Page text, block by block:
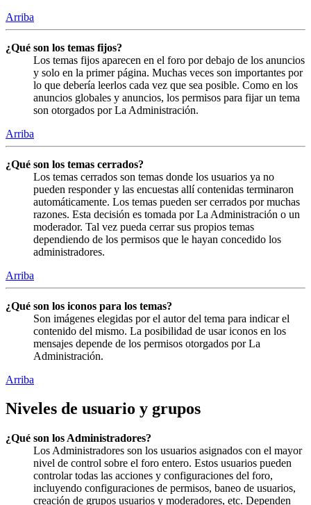
Arriba
¿Qué son los temas fijos?
Los temas fijos aparecen en el foro por debajo de los anuncios
y solo en la primer página. Muchas veces son importantes por
lo que debería leerlos cada vez que sea posible. Como en los
anuncios globales y anuncios, los permisos para fijar un tema
son otorgados por La Administración.
Arriba
¿Qué son los temas cerrados?
Los temas cerrados son temas donde los usuarios ya no
pueden responder y las encuestas allí contenidas terminaron
automáticamente. Los temas pueden ser cerrados por muchas
razones. Esta decisión es tomada por La Administración o un
moderador. Tal vez pueda cerrar sus propios temas
dependiendo de los permisos que le hayan concedido los
administradores.
Arriba
¿Qué son los iconos para los temas?
Son imágenes elegidas por el autor del tema para indicar el
contenido del mismo. La posibilidad de usar iconos en los
mensajes depende de los permisos otorgados por La
Administración.
Arriba
Niveles de usuario y grupos
¿Qué son los Administradores?
Los Administradores son los usuarios asignados con el mayor
nivel de control sobre el foro entero. Estos usuarios pueden
controlar todas las acciones y configuraciones del foro,
incluyendo configuraciones de permisos, baneo de usuarios,
creación de grupos usuarios y moderadores, etc. Dependen